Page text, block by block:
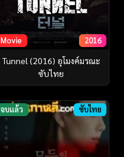
Movie 2016
Tunnel (2016) อุโมงค์มรณะ
ซับไทย
จบแล้ว ซับไทย